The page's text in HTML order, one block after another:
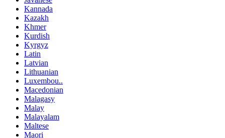
Kannada
Kazakh
Khmer
Kurdish
Kyrgyz
Latin
Latvian
Lithuanian
Luxembou..
Macedonian
Malagasy
Malay
Malayalam
Maltese
Maori